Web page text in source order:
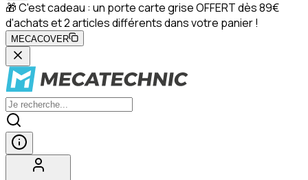
🎁 C'est cadeau : un porte carte grise OFFERT dès 89€
d'achats et 2 articles différents dans votre panier !
MECACOVER